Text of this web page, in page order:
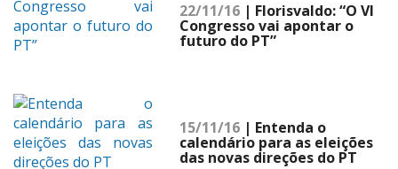
22/11/16 | Florisvaldo: “O VI
Congresso vai apontar o
futuro do PT”
15/11/16 | Entenda o
calendário para as eleições
das novas direções do PT